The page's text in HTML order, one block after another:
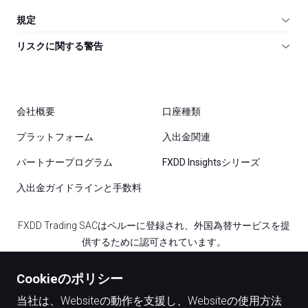
規定
リスクに関する警告
会社概要 口座種類
プラットフォーム 入出金関連
パートナープログラム FXDD Insightsシリーズ
入出金ガイドラインと手数料
FXDD Trading SACはペルーに登録され、外国為替サービスを提
供するために認可されています。
よび送金を提供するために認可されたMoney Serviceビジネスラ
イセンスの保持しており、企業登録番号はBC1348842です。
Cookieのポリシー
当社は、Websiteの動作を支援し、Websiteの使用方法